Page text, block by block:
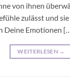
von ihnen
zulässt und
Deine Emotionen
WEITERLESEN →